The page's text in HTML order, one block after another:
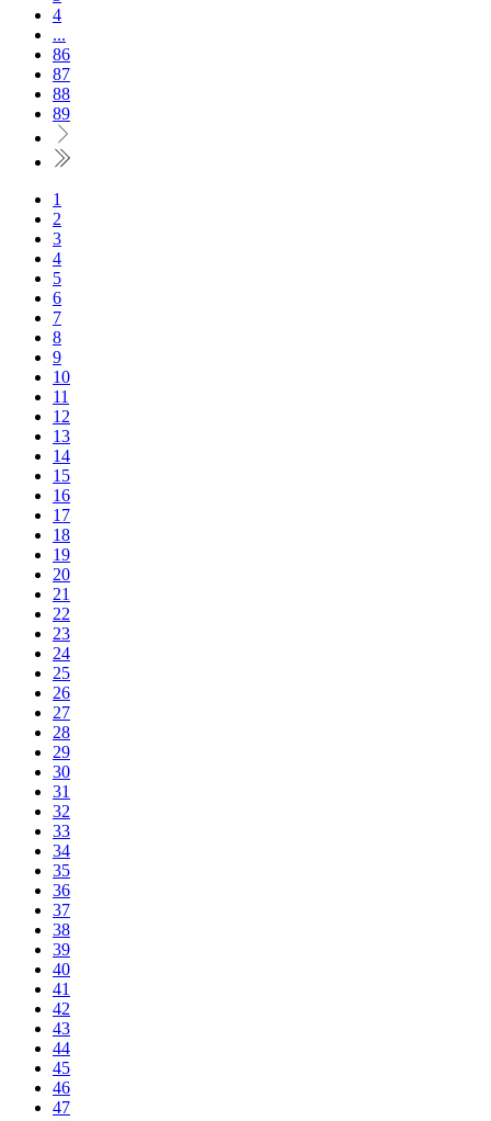
4
...
86
87
88
89
1
2
3
4
5
6
7
8
9
10
11
12
13
14
15
16
17
18
19
20
21
22
23
24
25
26
27
28
29
30
31
32
33
34
35
36
37
38
39
40
41
42
43
44
45
46
47